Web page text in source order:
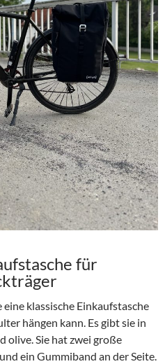
für
klassische Einkaufstasche
hängen kann. Es gibt sie in
olive. Sie hat zwei große
ein Gummiband an der Seite.